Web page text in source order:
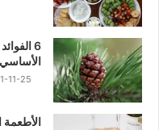
6
الأساسي
11-25
الأطعمة